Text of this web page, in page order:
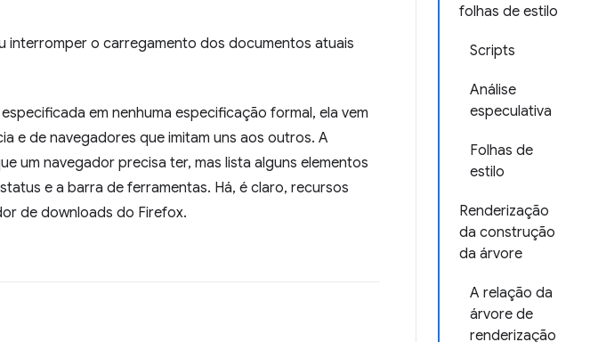
folhas de estilo
Scripts
Análise
especulativa
Folhas de
estilo
Renderização
da construção
da árvore
A relação da
árvore de
renderização
interromper o carregamento dos documentos atuais
em nenhuma especificação formal, ela vem
e de navegadores que imitam uns aos outros. A
um navegador precisa ter, mas lista alguns elementos
e a barra de ferramentas. Há, é claro, recursos
de downloads do Firefox.